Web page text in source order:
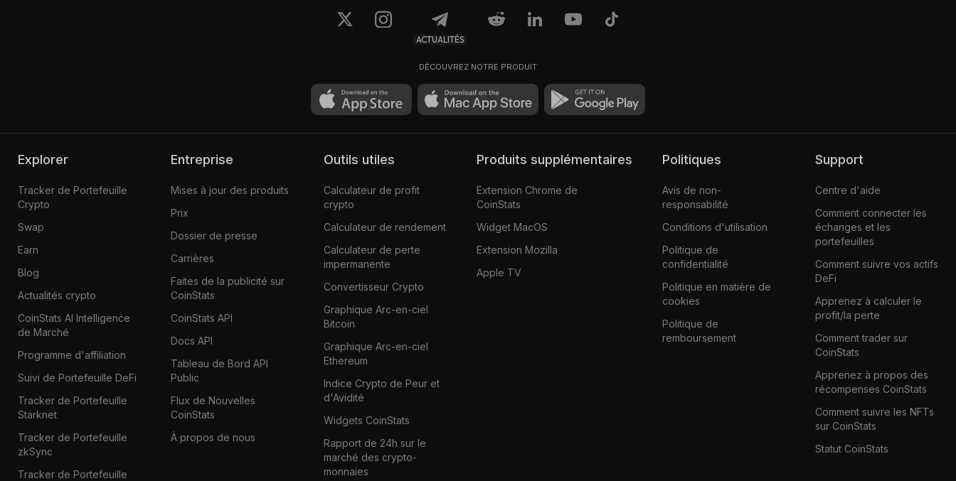
ACTUALITÉS
DÉCOUVREZ NOTRE PRODUIT
Explorer
Tracker de Portefeuille
Crypto
Swap
Earn
Blog
Actualités crypto
CoinStats AI Intelligence
de Marché
Programme d'affiliation
Suivi de Portefeuille DeFi
Tracker de Portefeuille
Starknet
Tracker de Portefeuille
zkSync
Tracker de Portefeuille
Entreprise
Mises à jour des produits
Prix
Dossier de presse
Carrières
Faites de la publicité sur
CoinStats
CoinStats API
Docs API
Tableau de Bord API
Public
Flux de Nouvelles
CoinStats
À propos de nous
Outils utiles
Calculateur de profit
crypto
Calculateur de rendement
Calculateur de perte
impermanente
Convertisseur Crypto
Graphique Arc-en-ciel
Bitcoin
Graphique Arc-en-ciel
Ethereum
Indice Crypto de Peur et
d'Avidité
Widgets CoinStats
Rapport de 24h sur le
marché des crypto-
monnaies
Produits supplémentaires
Extension Chrome de
CoinStats
Widget MacOS
Extension Mozilla
Apple TV
Politiques
Avis de non-
responsabilité
Conditions d'utilisation
Politique de
confidentialité
Politique en matière de
cookies
Politique de
remboursement
Support
Centre d'aide
Comment connecter les
échanges et les
portefeuilles
Comment suivre vos actifs
DeFi
Apprenez à calculer le
profit/la perte
Comment trader sur
CoinStats
Apprenez à propos des
récompenses CoinStats
Comment suivre les NFTs
sur CoinStats
Statut CoinStats